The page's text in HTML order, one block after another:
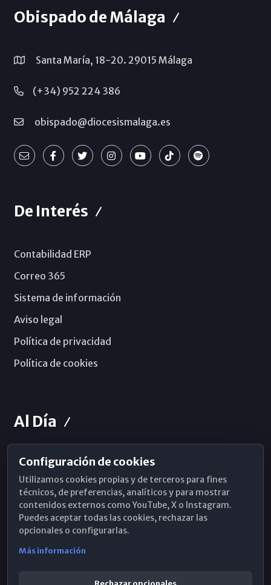
Obispado de Málaga
Santa María, 18-20. 29015 Málaga
(+34) 952 224 386
obispado@diocesismalaga.es
De Interés
Contabilidad ERP
Correo 365
Sistema de información
Aviso legal
Política de privacidad
Política de cookies
Al Día
Horarios de Misa
Hemeroteca
WhatsApp
Configuración de cookies
Utilizamos cookies propias y de terceros para fines
técnicos, de preferencias, analíticos y para mostrar
contenidos externos como YouTube, X o Instagram.
Puedes aceptar todas las cookies, rechazar las
opcionales o configurarlas.
Más información